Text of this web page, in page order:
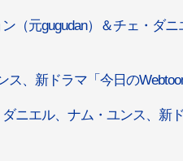
ン（元gugudan）＆チェ・ダ
ス、新ドラマ「今日の
ニエル、ナム・ユンス、新